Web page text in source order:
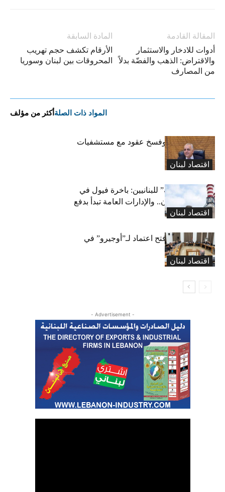
المادة السابقة
الأرقام تكشف حجم تهريب
المحروقات بين لبنان وسوريا
المقالة القادمة
أدوات للادخار والاستثمار
والاقتراض: الذهب والفضّة بدلاً
من المصارف
المواد ذات الصلة أكثر من مؤلف
اقتصاد لبنان
كركي: إنذارات وفسخ عقود مع مستشفيات
مخالفة
اقتصاد لبنان
بشرى “كهربائية” للبنانيين: باخرة فيول في
طريقها إلى لبنان.. والإدارات العامة تبدأ بدفع
متوجباتها
اقتصاد لبنان
لجنة المال تقرّ فتح اعتماد لـ”أوجيرو” في
موازنة 2026
- Advertisement -